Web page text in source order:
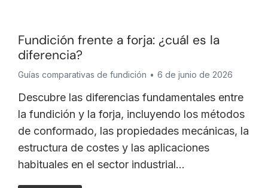
Fundición frente a forja: ¿cuál es la
diferencia?
Guías comparativas de fundición 6 de junio de 2026
Descubre las diferencias fundamentales entre
la fundición y la forja, incluyendo los métodos
de conformado, las propiedades mecánicas, la
estructura de costes y las aplicaciones
habituales en el sector industrial…